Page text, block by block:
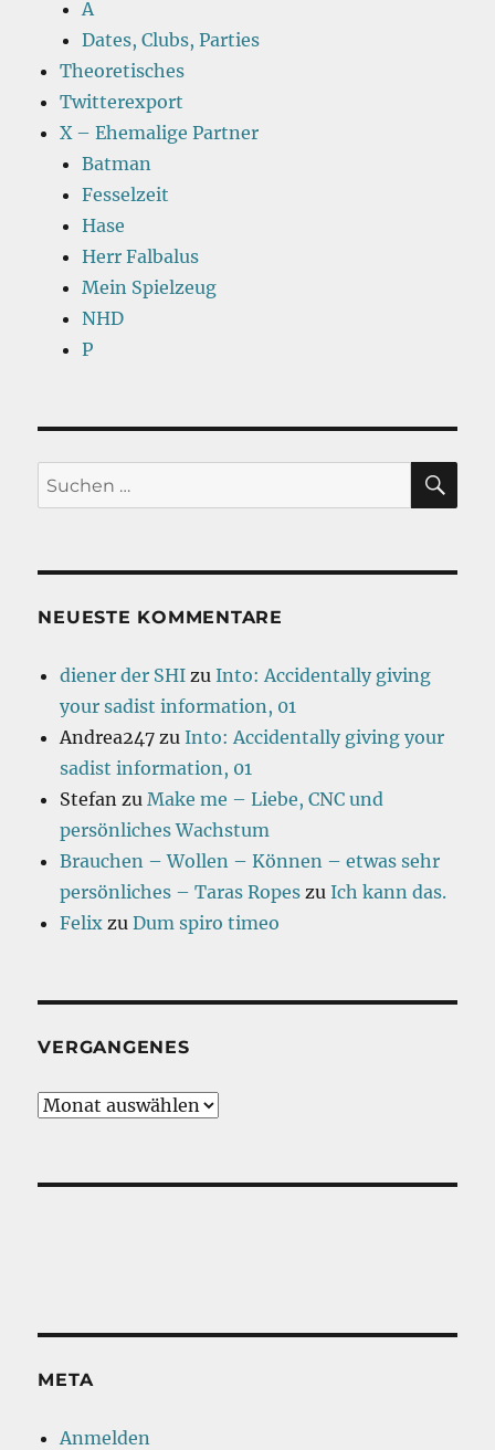
A
Dates, Clubs, Parties
Theoretisches
Twitterexport
X – Ehemalige Partner
Batman
Fesselzeit
Hase
Herr Falbalus
Mein Spielzeug
NHD
P
Suchen
nach:
NEUESTE KOMMENTARE
diener der SHI zuInto: Accidentally giving
your sadist information, 01
Andrea247 zuInto: Accidentally giving your
sadist information, 01
Stefan zuMake me – Liebe, CNC und
persönliches Wachstum
Brauchen – Wollen – Können – etwas sehr
persönliches – Taras Ropes zuIch kann das.
Felix zuDum spiro timeo
VERGANGENES
Vergangenes
META
Anmelden